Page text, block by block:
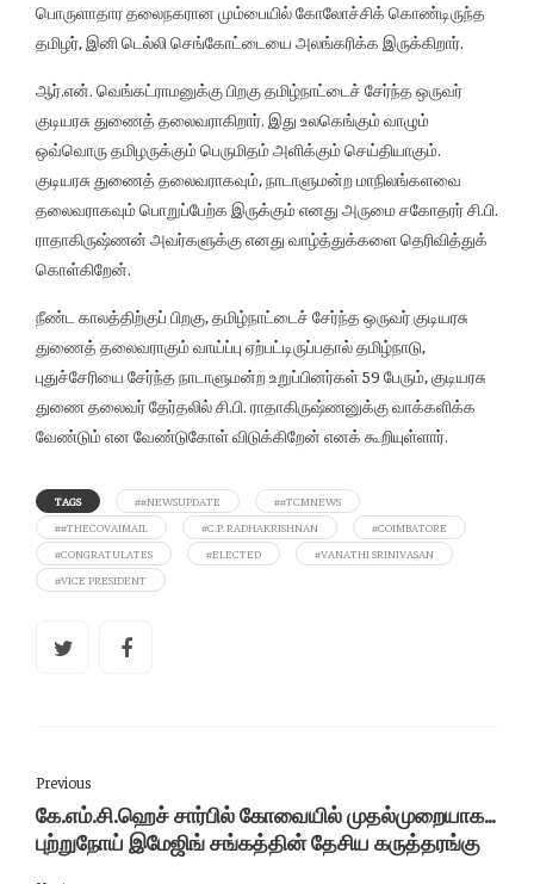
பொருளாதார தலைநகரான மும்பையில் கோலோச்சிக் கொண்டிருந்த
தமிழர், இனி டெல்லி செங்கோட்டையை அலங்கரிக்க இருக்கிறார்.
ஆர்.என். வெங்கட்ராமனுக்கு பிறகு தமிழ்நாட்டைச் சேர்ந்த ஒருவர்
குடியரசு துணைத் தலைவராகிறார். இது உலகெங்கும் வாழும்
ஒவ்வொரு தமிழருக்கும் பெருமிதம் அளிக்கும் செய்தியாகும்.
குடியரசு துணைத் தலைவராகவும், நாடாளுமன்ற மாநிலங்களவை
தலைவராகவும் பொறுப்பேற்க இருக்கும் எனது அருமை சகோதரர் சி.பி.
ராதாகிருஷ்ணன் அவர்களுக்கு எனது வாழ்த்துக்களை தெரிவித்துக்
கொள்கிறேன்.
நீண்ட காலத்திற்குப் பிறகு, தமிழ்நாட்டைச் சேர்ந்த ஒருவர் குடியரசு
துணைத் தலைவராகும் வாய்ப்பு ஏற்பட்டிருப்பதால் தமிழ்நாடு,
புதுச்சேரியை சேர்ந்த நாடாளுமன்ற உறுப்பினர்கள் 59 பேரும், குடியரசு
துணை தலைவர் தேர்தலில் சி.பி. ராதாகிருஷ்ணனுக்கு வாக்களிக்க
வேண்டும் என வேண்டுகோள் விடுக்கிறேன் எனக் கூறியுள்ளார்.
TAGS ##NEWSUPDATE
##TCMNEWS
##THECOVAIMAIL
#C.P. RADHAKRISHNAN
#COIMBATORE
#CONGRATULATES
#ELECTED
#VANATHI SRINIVASAN
#VICE PRESIDENT
Previous
கே.எம்.சி.ஹெச் சார்பில் கோவையில் முதல்முறையாக...
புற்றுநோய் இமேஜிங் சங்கத்தின் தேசிய கருத்தரங்கு